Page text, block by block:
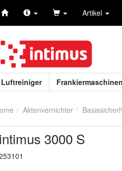
Artikel
Luftreiniger
Aktenvernichter
intimus 3000 S